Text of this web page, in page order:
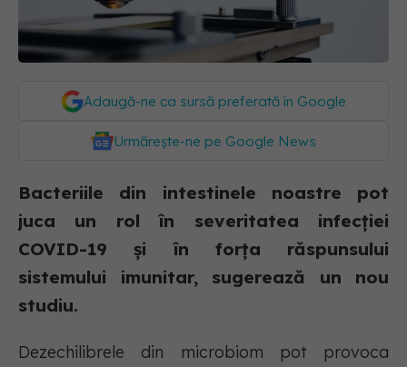
Adaugă-ne ca sursă preferată în Google
Urmărește-ne pe Google News
Bacteriile din intestinele noastre pot
juca un rol în severitatea infecției
COVID-19 și în forța răspunsului
sistemului imunitar, sugerează un nou
studiu.
Dezechilibrele din microbiom pot provoca